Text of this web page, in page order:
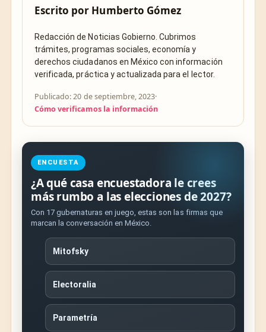
Escrito por Humberto Gómez
Redacción de Noticias Gobierno. Cubrimos
trámites, programas sociales, economía y
derechos ciudadanos en México con información
verificada, práctica y actualizada para el lector.
Publicado: 20 de septiembre, 2023·
Cómo verificamos la información
ENCUESTA
¿A qué casa encuestadora le crees
más rumbo a las elecciones de 2027?
Con 17 gubernaturas en juego, estas son las firmas que
marcan la conversación en México.
Mitofsky
Electoralia
Parametría